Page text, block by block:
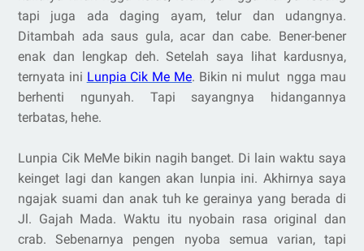
tapi juga ada daging ayam, telur dan udangnya.
Ditambah ada saus gula, acar dan cabe. Bener-bener
enak dan lengkap deh. Setelah saya lihat kardusnya,
ternyata ini Lunpia Cik Me Me. Bikin ni mulut ngga mau
berhenti ngunyah. Tapi sayangnya hidangannya
terbatas, hehe.
Lunpia Cik MeMe bikin nagih banget. Di lain waktu saya
keinget lagi dan kangen akan lunpia ini. Akhirnya saya
ngajak suami dan anak tuh ke gerainya yang berada di
Jl. Gajah Mada. Waktu itu nyobain rasa original dan
crab. Sebenarnya pengen nyoba semua varian, tapi